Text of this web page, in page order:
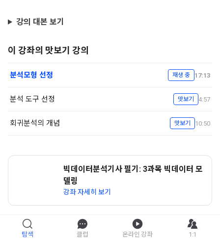
강의 대본 보기
이 강좌의 맛보기 강의
분석모형 선정 재생 중 17:13
분석 도구 선정 맛보기 4:57
회귀분석의 개념 맛보기 10:50
빅데이터분석기사 필기: 3과목 빅데이터 모
델링
강좌 자세히 보기
탐색 클럽 온라인 강좌 1:1